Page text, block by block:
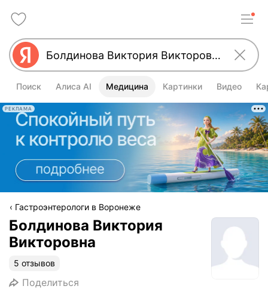
Поиск Алиса AI Медицина Картинки Видео
РЕКЛАМА
Гастроэнтерологи в Воронеже
Болдинова Виктория
Викторовна
5 отзывов
Поделиться